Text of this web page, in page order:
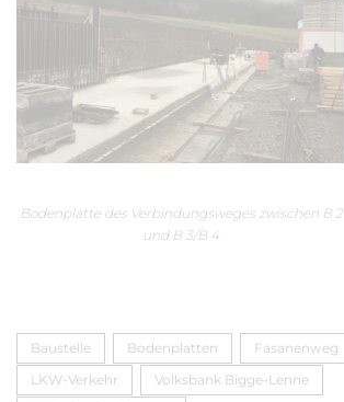
Bodenplatte des Verbindungsweges zwischen B 2
und B 3/B 4
Baustelle Bodenplatten
Fasanenweg
LKW-Verkehr
Volksbank Bigge-Lenne